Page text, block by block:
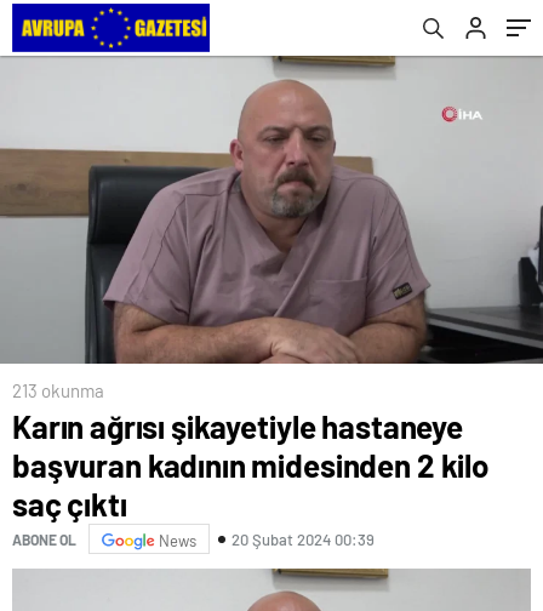
213 okunma
Karın ağrısı şikayetiyle hastaneye
başvuran kadının midesinden 2 kilo
saç çıktı
ABONE OL News 20 Şubat 2024 00:39
Artırma Projesiyle Avrupa Birliği’nden Hibe
Aldı